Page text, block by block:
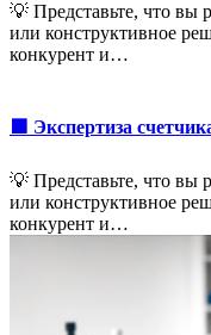
💡 Представьте, что вы
или конструктивное
конкурент и…
🟩 Экспертиза
💡 Представьте, что вы
или конструктивное
конкурент и…